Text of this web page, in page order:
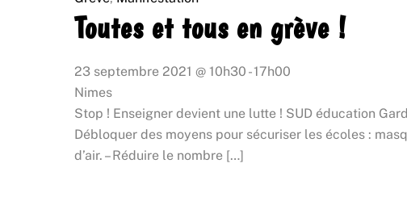
Toutes et tous en grève !
23 septembre 2021 @ 10h30 -17h00
Nimes
Stop ! Enseigner devient une lutte ! SUD éducation
Débloquer des moyens pour sécuriser les écoles :
d’air. – Réduire le nombre […]